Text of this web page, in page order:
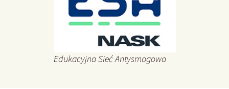
Edukacyjna Sieć Antysmogowa